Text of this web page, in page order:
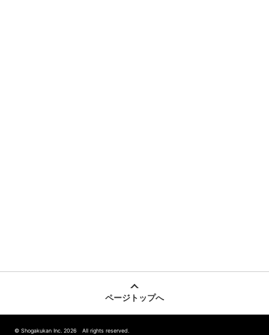
ページトップへ
© Shogakukan Inc. 2026 All rights reserved.